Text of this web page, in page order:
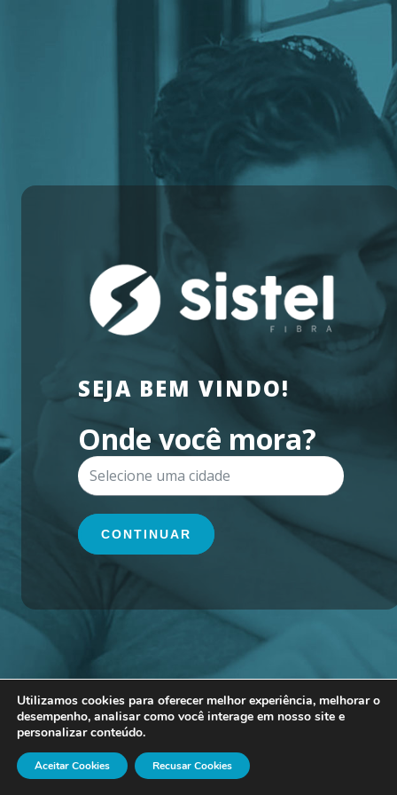
SEJA BEM VINDO!
Onde você mora?
CONTINUAR
Utilizamos cookies para oferecer melhor experiência, melhorar o
desempenho, analisar como você interage em nosso site e
personalizar conteúdo.
Aceitar Cookies Recusar Cookies